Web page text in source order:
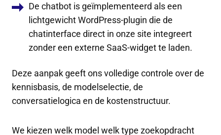
De chatbot is geïmplementeerd als een
lichtgewicht WordPress-plugin die de
chatinterface direct in onze site integreert
zonder een externe SaaS-widget te laden.
Deze aanpak geeft ons volledige controle over de
kennisbasis, de modelselectie, de
conversatielogica en de kostenstructuur.
We kiezen welk model welk type zoekopdracht